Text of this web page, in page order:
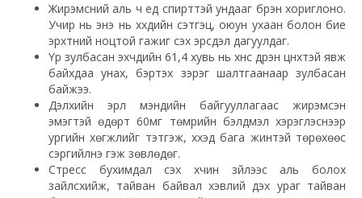
Жирэмсний аль ч үед спирттэй ундааг бүрэн хориглоно.
Учир нь энэ нь хүүхдийн сэтгэц, оюун ухаан болон бие
эрхтний ноцтой гажиг үүсэх эрсдэл дагуулдаг.
Үр зулбасан эхчүүдийн 61,4 хувь нь хүнс дүүрэн цүнхтэй явж
байхдаа унах, бэртэх зэрэг шалтгаанаар зулбасан
байжээ.
Дэлхийн эрүүл мэндийн байгууллагаас жирэмсэн
эмэгтэй өдөрт 60мг төмрийн бэлдмэл хэрэглэснээр
ургийн хөгжлийг тэтгэж, хүүхэд бага жинтэй төрөхөөс
сэргийлнэ гэж зөвлөдөг.
Стресс бухимдал үүсэх хүчин зүйлээс аль болох
зайлсхийж, тайван байвал хэвлий дэх ураг тайван